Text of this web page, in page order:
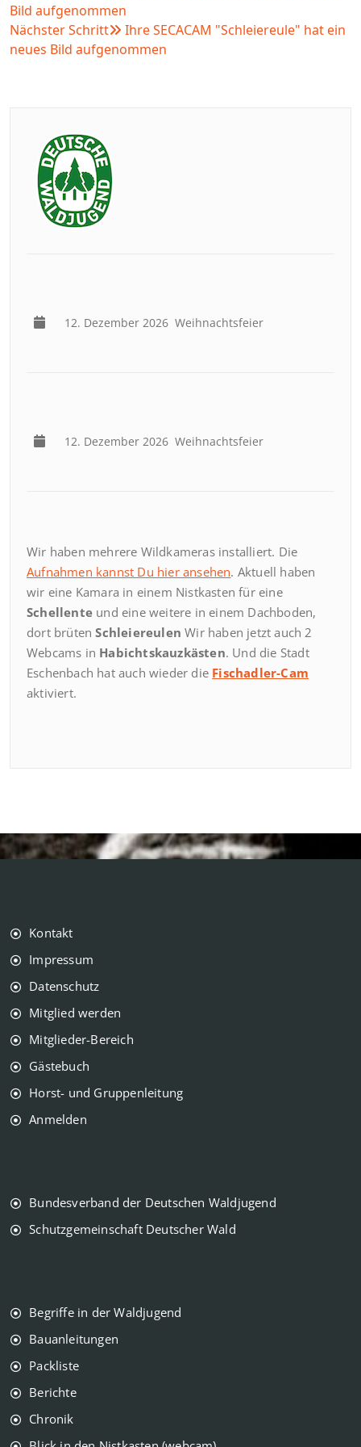
Bild aufgenommen
Nächster Schritt
Ihre SECACAM "Schleiereule" hat ein
neues Bild aufgenommen
12. Dezember 2026 Weihnachtsfeier
12. Dezember 2026 Weihnachtsfeier
Wir haben mehrere Wildkameras installiert. Die
Aufnahmen kannst Du hier ansehen. Aktuell haben
wir eine Kamara in einem Nistkasten für eine
Schellente und eine weitere in einem Dachboden,
dort brütenSchleiereulen Wir haben jetzt auch 2
Webcams in Habichtskauzkästen. Und die Stadt
Eschenbach hat auch wieder die Fischadler-Cam
aktiviert.
Kontakt
Impressum
Datenschutz
Mitglied werden
Mitglieder-Bereich
Gästebuch
Horst- und Gruppenleitung
Anmelden
Bundesverband der Deutschen Waldjugend
Schutzgemeinschaft Deutscher Wald
Begriffe in der Waldjugend
Bauanleitungen
Packliste
Berichte
Chronik